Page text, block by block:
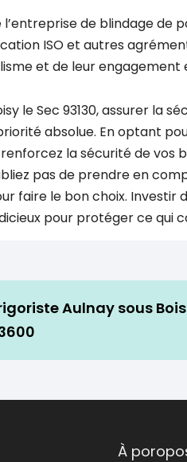
l’entreprise de blindage
ISO et autres
et de leur engagement
le Sec 93130, assurer la
absolue. En optant
la sécurité de vos
pas de prendre en
faire le bon choix.
pour protéger ce qui
Aulnay sous Bois
À